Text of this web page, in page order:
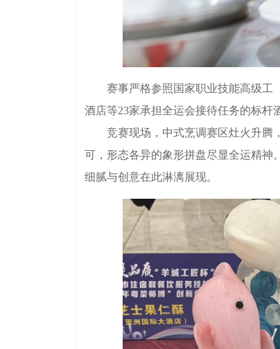
赛事严格参照国家职业技能高级工（
酒店等23家承担全运会接待任务的标杆
竞赛现场，中式烹调赛区灶火升腾，
可，形态各异的象形拼盘尽显全运精神
细腻与创意在此淋漓展现。